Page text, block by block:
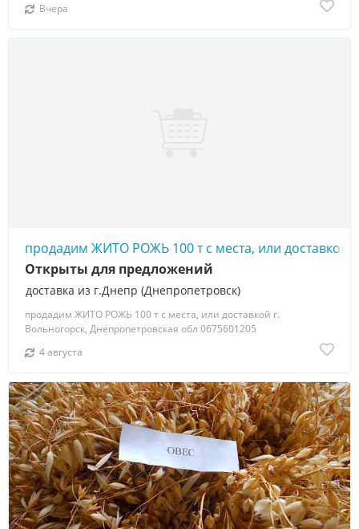
Вчера
продадим ЖИТО РОЖЬ 100 т с места, или доставкой
доставка из г.Днепр (Днепропетровск)
Открыты для предложений
продадим ЖИТО РОЖЬ 100 т с места, или доставкой г.
Вольногорск, Днепропетровская обл 0675601205
4 августа